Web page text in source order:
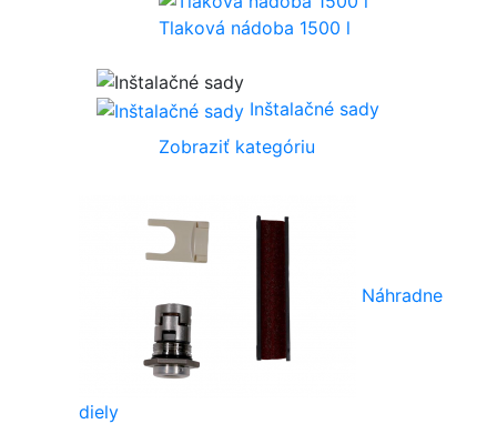
Tlaková nádoba 1500 l
Inštalačné sady
Zobraziť kategóriu
Náhradne
diely